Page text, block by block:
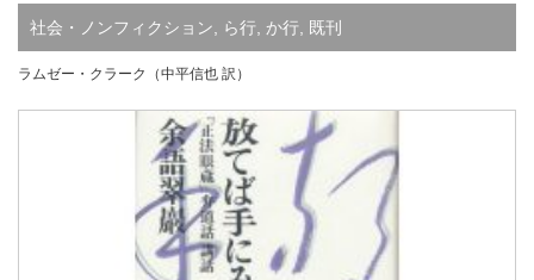
社会・ノンフィクション ら行 か行 既刊
ラムゼー・クラーク（中平信也 訳）